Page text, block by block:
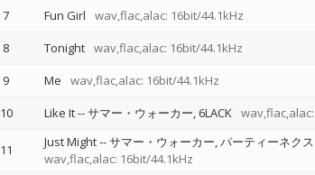
7
Fun Girl wav,flac,alac: 16bit/44.1kHz
8
Tonight wav,flac,alac: 16bit/44.1kHz
9
Me wav,flac,alac: 16bit/44.1kHz
10
Like It--サマー・ウォーカー 6LACK
11 Just Might--サマー・ウォーカー パーティーネク
wav,flac,alac: 16bit/44.1kHz